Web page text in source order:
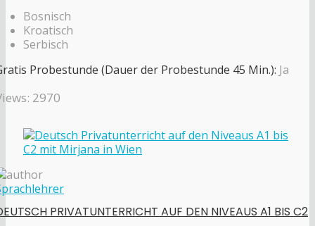
Bosnisch
Kroatisch
Serbisch
Probestunde (Dauer der Probestunde 45 Min.): Ja
2970
PRIVATUNTERRICHT AUF DEN NIVEAUS A1 BIS C2